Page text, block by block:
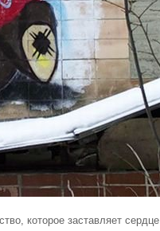
заставляет сердце